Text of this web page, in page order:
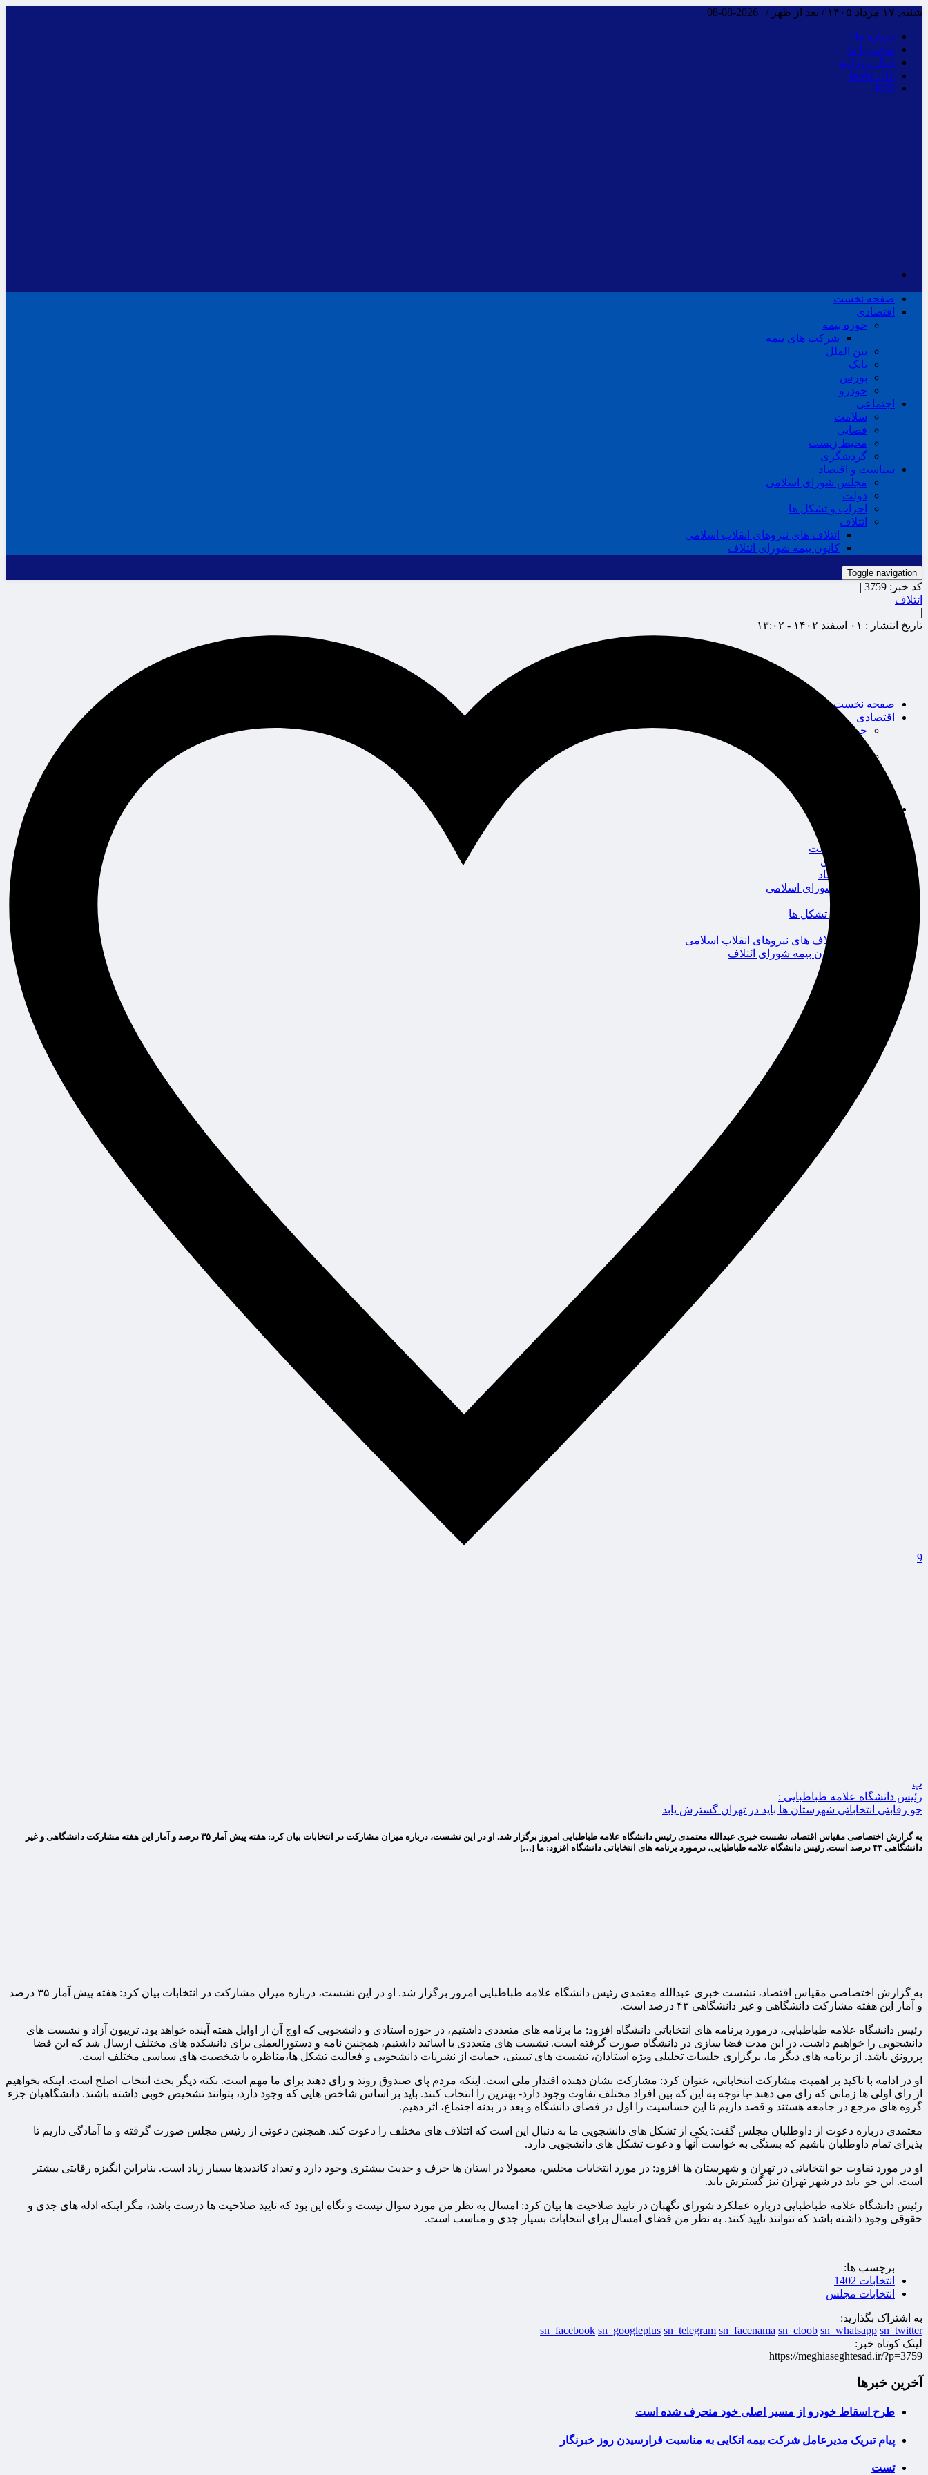
شنبه, ۱۷ مرداد ۱۴۰۵ / بعد از ظهر / |
2026-08-08
درباره ما
تماس با ما
فـال روزانـه
فال حافظ
RSS
صفحه نخست
اقتصادی
حوزه بیمه
شرکت های بیمه
بین الملل
بانک
بورس
خودرو
اجتماعی
سلامت
قضایی
محیط زیست
گردشگری
سیاست و اقتصاد
مجلس شورای اسلامی
دولت
احزاب و تشکل ها
ائتلاف
ائتلاف های نیروهای انقلاب اسلامی
کانون بیمه شورای ائتلاف
Toggle navigation
صفحه نخست
اقتصادی
حوزه بیمه
محیط زیست
گردشگری
سیاست و اقتصاد
مجلس شورای اسلامی
احزاب و تشکل ها
ائتلاف های نیروهای انقلاب اسلامی
کانون بیمه شورای ائتلاف
کد خبر: 3759 |
ائتلاف
|
تاریخ انتشار : ۰۱ اسفند ۱۴۰۲ - ۱۳:۰۲ |
9
پ
رئیس دانشگاه علامه طباطبایی :
جو رقابتی انتخاباتی شهرستان ها باید در تهران گسترش یابد
به گزارش اختصاصی مقیاس اقتصاد، نشست خبری عبدالله معتمدی رئیس دانشگاه علامه طباطبایی امروز برگزار شد. او در این نشست، درباره میزان مشارکت در انتخابات بیان کرد: هفته پیش آمار ۳۵ درصد و آمار این هفته مشارکت دانشگاهی و غیر
دانشگاهی ۴۳ درصد است. رئیس دانشگاه علامه طباطبایی، درمورد برنامه های انتخاباتی دانشگاه افزود: ما […]
به گزارش اختصاصی مقیاس اقتصاد، نشست خبری عبدالله معتمدی رئیس دانشگاه علامه طباطبایی امروز برگزار شد. او در این نشست، درباره میزان مشارکت در انتخابات بیان کرد: هفته پیش آمار ۳۵ درصد
و آمار این هفته مشارکت دانشگاهی و غیر دانشگاهی ۴۳ درصد است.
رئیس دانشگاه علامه طباطبایی، درمورد برنامه های انتخاباتی دانشگاه افزود: ما برنامه های متعددی داشتیم، در حوزه استادی و دانشجویی که اوج آن از اوایل هفته آینده خواهد بود. تریبون آزاد و نشست های
دانشجویی را خواهیم داشت. در این مدت فضا سازی در دانشگاه صورت گرفته است. نشست های متعددی با اساتید داشتیم، همچنین نامه و دستورالعملی برای دانشکده های مختلف ارسال شد که این فضا
پررونق باشد. از برنامه های دیگر ما، برگزاری جلسات تحلیلی ویژه استادان، نشست های تبیینی، حمایت از نشریات دانشجویی و فعالیت تشکل ها،مناظره با شخصیت های سیاسی مختلف است.
او در ادامه با تاکید بر اهمیت مشارکت انتخاباتی، عنوان کرد: مشارکت نشان دهنده اقتدار ملی است. اینکه مردم پای صندوق روند و رای دهند برای ما مهم است. نکته دیگر بحث انتخاب اصلح است. اینکه بخواهیم
از رای اولی ها زمانی که رای می دهند -با توجه به این که بین افراد مختلف تفاوت وجود دارد- بهترین را انتخاب کنند. باید بر اساس شاخص هایی که وجود دارد، بتوانند تشخیص خوبی داشته باشند. دانشگاهیان جزء
گروه های مرجع در جامعه هستند و قصد داریم تا این حساسیت را اول در فضای دانشگاه و بعد در بدنه اجتماع، اثر دهیم.
معتمدی درباره دعوت از داوطلبان مجلس گفت: یکی از تشکل های دانشجویی ما به دنبال این است که ائتلاف های مختلف را دعوت کند. همچنین دعوتی از رئیس مجلس صورت گرفته و ما آمادگی داریم تا
پذیرای تمام داوطلبان باشیم که بستگی به خواست آنها و دعوت تشکل های دانشجویی دارد.
او در مورد تفاوت جو انتخاباتی در تهران و شهرستان ها افزود: در مورد انتخابات مجلس، معمولا در استان ها حرف و حدیث بیشتری وجود دارد و تعداد کاندیدها بسیار زیاد است. بنابراین انگیزه رقابتی بیشتر
است. این جو باید در شهر تهران نیز گسترش یابد.
رئیس دانشگاه علامه طباطبایی درباره عملکرد شورای نگهبان در تایید صلاحیت ها بیان کرد: امسال به نظر من مورد سوال نیست و نگاه این بود که تایید صلاحیت ها درست باشد، مگر اینکه ادله های جدی و
حقوقی وجود داشته باشد که نتوانند تایید کنند. به نظر من فضای امسال برای انتخابات بسیار جدی و مناسب است.
برچسب ها:
انتخابات 1402
انتخابات مجلس
به اشتراک بگذارید:
sn_facebook sn_googleplus sn_telegram sn_facenama sn_cloob sn_whatsapp sn_twitter
لینک کوتاه خبر:
https://meghiaseghtesad.ir/?p=3759
آخرین خبرها
طرح اسقاط خودرو از مسیر اصلی خود منحرف شده است
پیام تبریک مدیرعامل شرکت بیمه اتکایی به مناسبت فرارسیدن روز خبرنگار
تست